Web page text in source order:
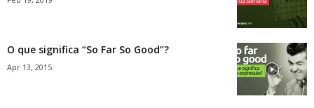
O que significa “So Far So Good”?
Apr 13, 2015